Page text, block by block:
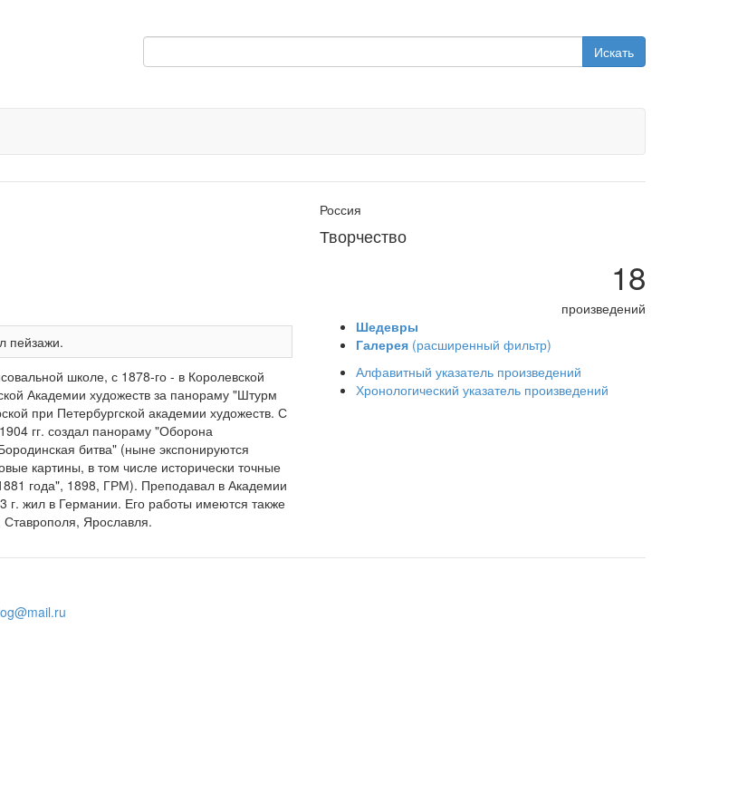
Искать
пейзажи.
школе, с 1878-го - в Королевской
Академии художеств за панораму "Штурм
при Петербургской академии художеств. С
гг. создал панораму "Оборона
битва" (ныне экспонируются
картины, в том числе исторически точные
года", 1898, ГРМ). Преподавал в Академии
г. жил в Германии. Его работы имеются также
Ставрополя, Ярославля.
Россия
Творчество
18
произведений
Шедевры
Галерея (расширенный фильтр)
Алфавитный указатель произведений
Хронологический указатель произведений